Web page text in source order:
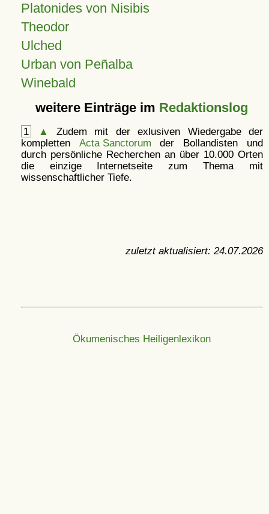
Platonides von Nisibis
Theodor
Ulched
Urban von Peñalba
Winebald
weitere Einträge im Redaktionslog
1 ▲
Zudem mit der exlusiven Wiedergabe der
kompletten Acta Sanctorum der Bollandisten und
durch persönliche Recherchen an über 10.000 Orten
die einzige Internetseite zum Thema mit
wissenschaftlicher Tiefe.
zuletzt aktualisiert: 24.07.2026
Ökumenisches Heiligenlexikon